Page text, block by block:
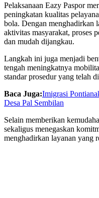
Pelaksanaan Eazy Paspor
peningkatan kualitas
bola. Dengan menghadirkan
aktivitas masyarakat, proses
dan mudah dijangkau.
Langkah ini juga menjadi
tengah meningkatnya
standar prosedur yang telah
Baca Juga:Imigrasi
Desa Pal Sembilan
Selain memberikan
sekaligus menegaskan
menghadirkan layanan yang